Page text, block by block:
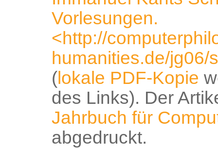
Vorlesungen.
<http://
humanities.de/jg06/
(lokale PDF-Kopie
des Links). Der
Jahrbuch für
abgedruckt.